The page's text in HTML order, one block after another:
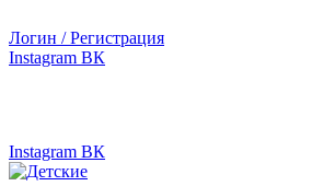
Логин / Регистрация
Instagram ВК
Instagram ВК